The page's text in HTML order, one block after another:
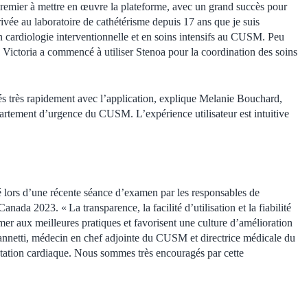
à mettre en œuvre la plateforme, avec un grand succès pour
au laboratoire de cathétérisme depuis 17 ans que je suis
interventionnelle et en soins intensifs au CUSM. Peu
a commencé à utiliser Stenoa pour la coordination des soins
très rapidement avec l’application, explique Melanie Bouchard,
d’urgence du CUSM. L’expérience utilisateur est intuitive
d’une récente séance d’examen par les responsables de
2023. « La transparence, la facilité d’utilisation et la fiabilité
aux meilleures pratiques et favorisent une culture d’amélioration
médecin en chef adjointe du CUSM et directrice médicale du
cardiaque. Nous sommes très encouragés par cette